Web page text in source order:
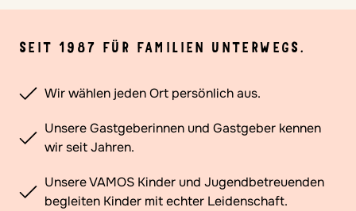
SEIT 1987 FÜR FAMILIEN UNTERWEGS.
Wir wählen jeden Ort persönlich aus.
Unsere Gastgeberinnen und Gastgeber kennen
wir seit Jahren.
Unsere VAMOS Kinder und Jugendbetreuenden
begleiten Kinder mit echter Leidenschaft.